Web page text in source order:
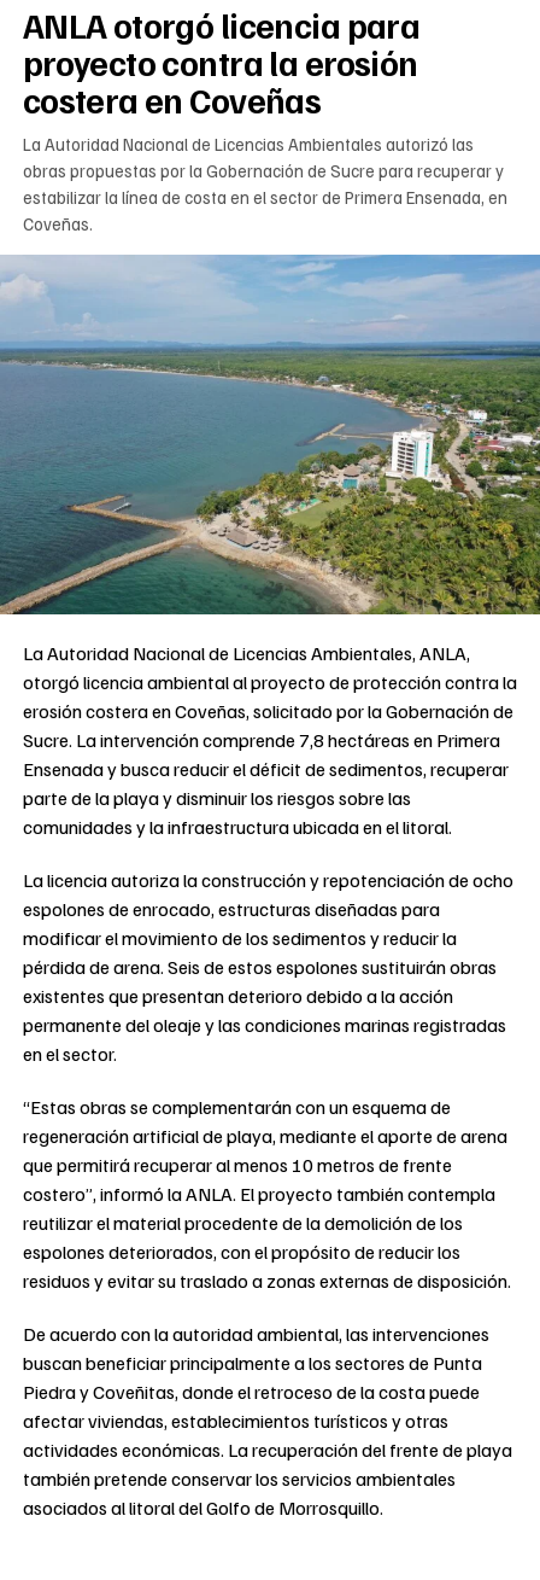
ANLA otorgó licencia para
proyecto contra la erosión
costera en Coveñas
La Autoridad Nacional de Licencias Ambientales autorizó las
obras propuestas por la Gobernación de Sucre para recuperar y
estabilizar la línea de costa en el sector de Primera Ensenada, en
Coveñas.
La Autoridad Nacional de Licencias Ambientales, ANLA,
otorgó licencia ambiental al proyecto de protección contra la
erosión costera en Coveñas, solicitado por la Gobernación de
Sucre. La intervención comprende 7,8 hectáreas en Primera
Ensenada y busca reducir el déficit de sedimentos, recuperar
parte de la playa y disminuir los riesgos sobre las
comunidades y la infraestructura ubicada en el litoral.
La licencia autoriza la construcción y repotenciación de ocho
espolones de enrocado, estructuras diseñadas para
modificar el movimiento de los sedimentos y reducir la
pérdida de arena. Seis de estos espolones sustituirán obras
existentes que presentan deterioro debido a la acción
permanente del oleaje y las condiciones marinas registradas
en el sector.
“Estas obras se complementarán con un esquema de
regeneración artificial de playa, mediante el aporte de arena
que permitirá recuperar al menos 10 metros de frente
costero”, informó la ANLA. El proyecto también contempla
reutilizar el material procedente de la demolición de los
espolones deteriorados, con el propósito de reducir los
residuos y evitar su traslado a zonas externas de disposición.
De acuerdo con la autoridad ambiental, las intervenciones
buscan beneficiar principalmente a los sectores de Punta
Piedra y Coveñitas, donde el retroceso de la costa puede
afectar viviendas, establecimientos turísticos y otras
actividades económicas. La recuperación del frente de playa
también pretende conservar los servicios ambientales
asociados al litoral del Golfo de Morrosquillo.